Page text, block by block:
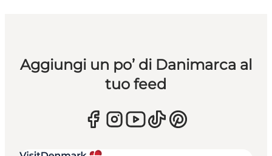
Aggiungi un po’ di Danimarca al
tuo feed